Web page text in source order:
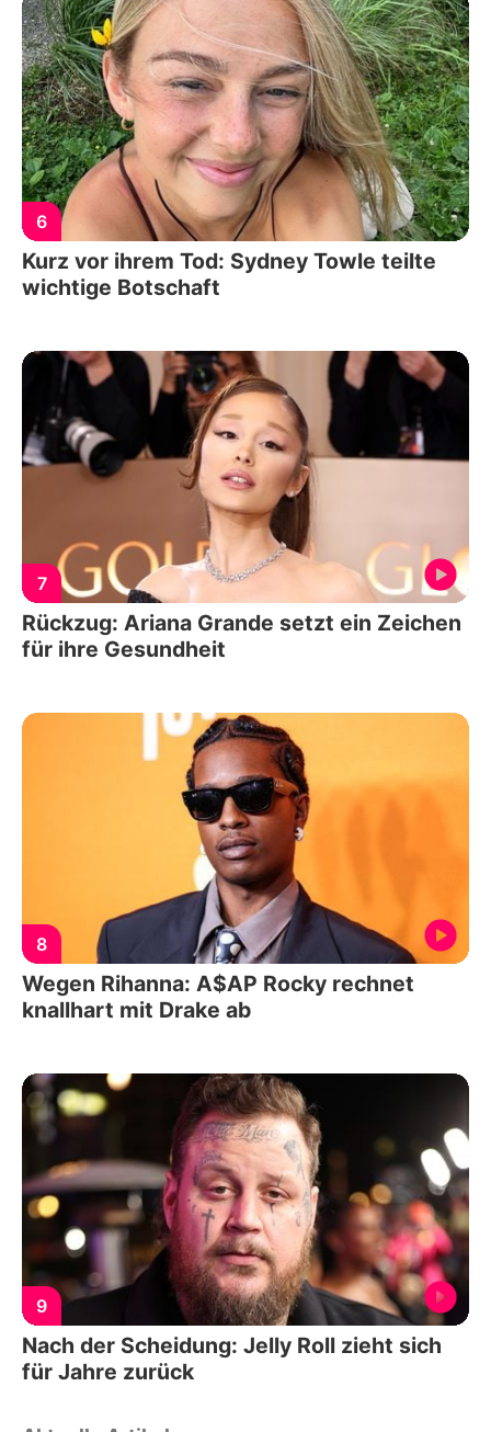
6
Kurz vor ihrem Tod: Sydney Towle teilte
wichtige Botschaft
7
Rückzug: Ariana Grande setzt ein Zeichen
für ihre Gesundheit
8
Wegen Rihanna: A$AP Rocky rechnet
knallhart mit Drake ab
9
Nach der Scheidung: Jelly Roll zieht sich
für Jahre zurück